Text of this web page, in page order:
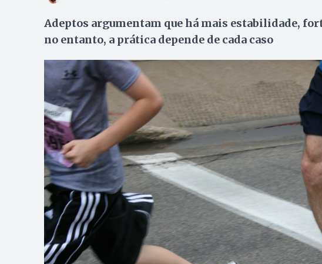
Adeptos argumentam que há mais estabilidade,
no entanto, a prática depende de cada caso